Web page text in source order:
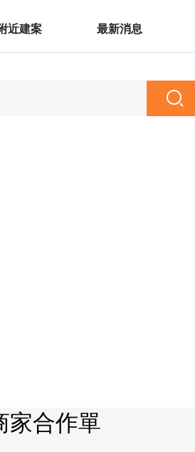
近建案 最新消息